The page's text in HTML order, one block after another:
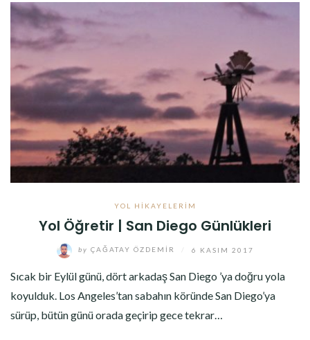
YOL HIKAYELERIM
Yol Öğretir | San Diego Günlükleri
by ÇAĞATAY ÖZDEMIR 6 KASIM 2017
Sıcak bir Eylül günü, dört arkadaş San Diego ’ya doğru yola
koyulduk. Los Angeles’tan sabahın köründe San Diego’ya
sürüp, bütün günü orada geçirip gece tekrar…